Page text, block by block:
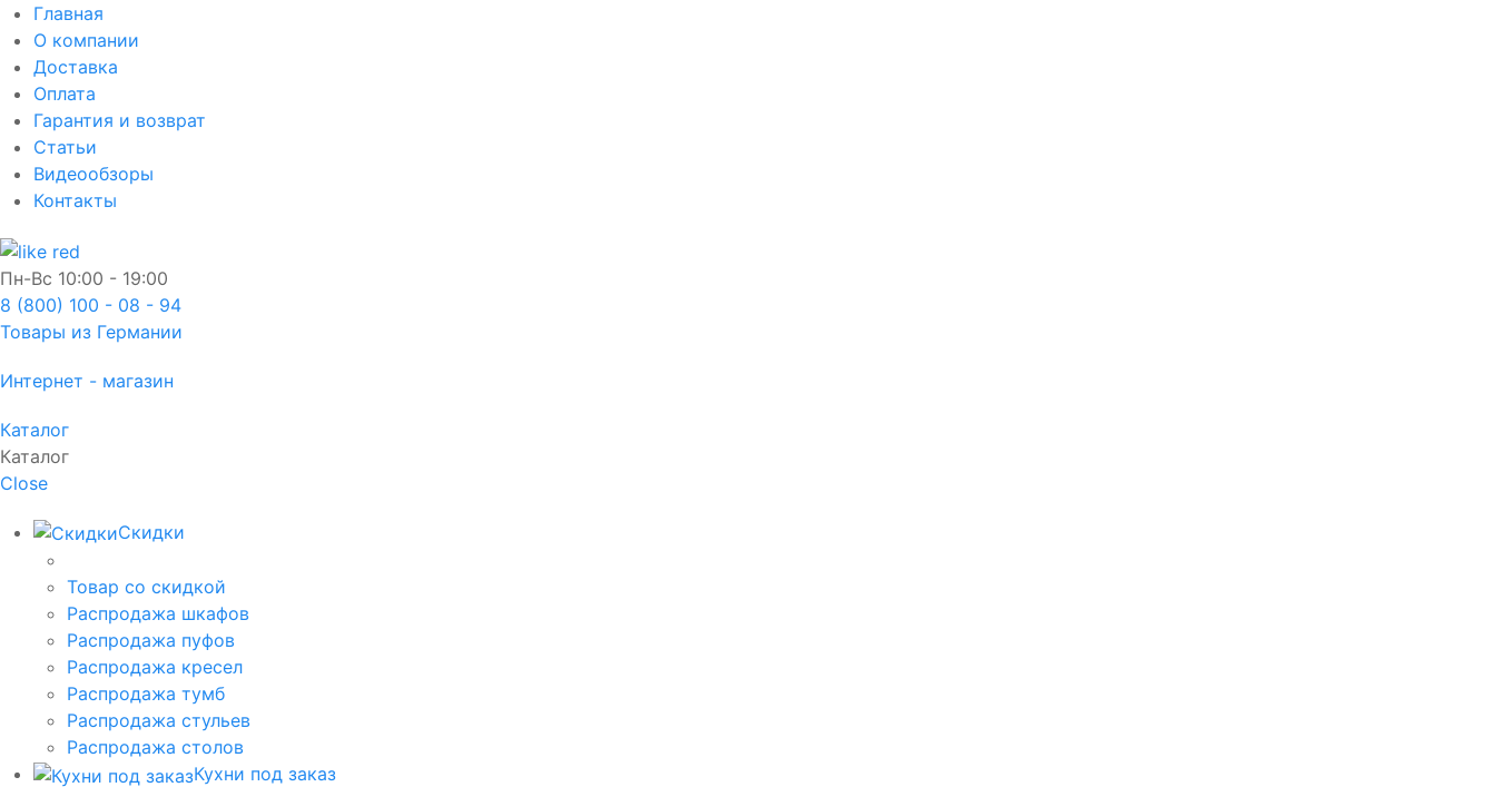
Главная
О компании
Доставка
Оплата
Гарантия и возврат
Статьи
Видеообзоры
Контакты
Пн-Вс 10:00 - 19:00
8 (800) 100 - 08 - 94
Товары из Германии
Интернет - магазин
Каталог
Каталог
Close
Скидки
Товар со скидкой
Распродажа шкафов
Распродажа пуфов
Распродажа кресел
Распродажа тумб
Распродажа стульев
Распродажа столов
Кухни под заказ